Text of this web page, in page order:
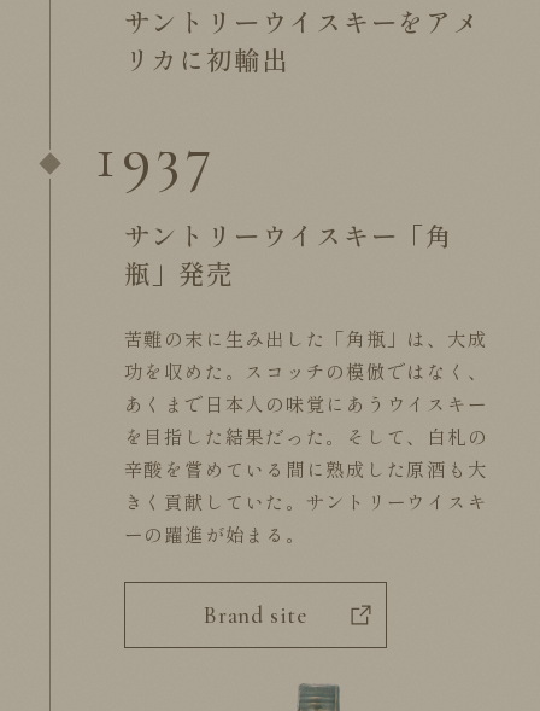
サントリーウイスキーをアメ
リカに初輸出
1937
サントリーウイスキー「角
瓶」発売
苦難の末に生み出した「角瓶」は、大成
功を収めた。スコッチの模倣ではなく、
あくまで日本人の味覚にあうウイスキー
を目指した結果だった。そして、白札の
辛酸を嘗めている間に熟成した原酒も大
きく貢献していた。サントリーウイスキ
ーの躍進が始まる。
Brand site